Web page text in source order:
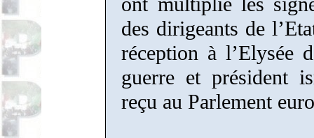
des dirigeants de
réception à l’Elysée
guerre et président
reçu au Parlement